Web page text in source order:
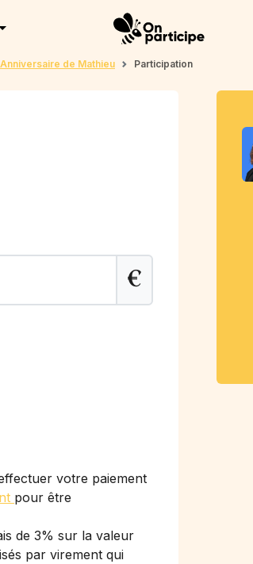
Anniversaire de Mathieu Participation
€
votre paiement
pour être
de 3% sur la valeur
par virement qui